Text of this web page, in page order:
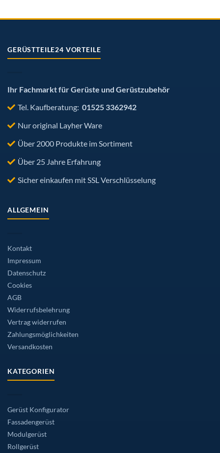
der
Produktseite
werden
GERÜSTTEILE24 VORTEILE
Ihr Fachmarkt für Gerüste und Gerüstzubehör
Tel. Kaufberatung: 01525 3362942
Nur original Layher Ware
Über 2000 Produkte im Sortiment
Über 25 Jahre Erfahrung
Sicher einkaufen mit SSL Verschlüsselung
ALLGEMEIN
Kontakt
Impressum
Datenschutz
Cookies
AGB
Widerrufsbelehrung
Vertrag widerrufen
Zahlungsmöglichkeiten
Versandkosten
KATEGORIEN
Gerüst Konfigurator
Fassadengerüst
Modulgerüst
Rollgerüst